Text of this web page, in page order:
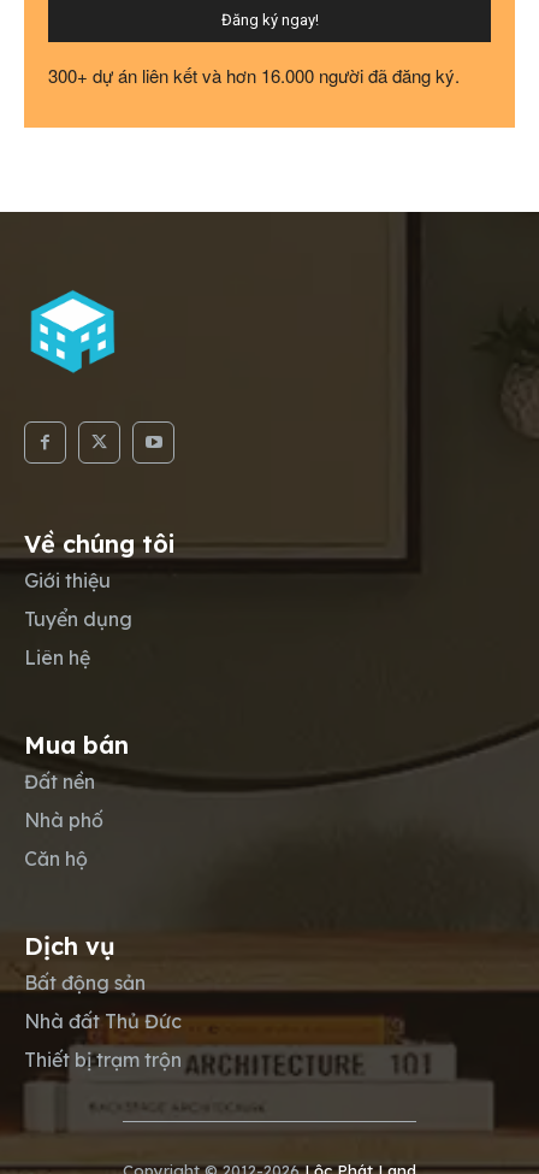
Đăng ký ngay!
300+ dự án liên kết và hơn 16.000 người đã đăng ký.
Về chúng tôi
Giới thiệu
Tuyển dụng
Liên hệ
Mua bán
Đất nền
Nhà phố
Căn hộ
Dịch vụ
Bất động sản
Nhà đất Thủ Đức
Thiết bị trạm trộn